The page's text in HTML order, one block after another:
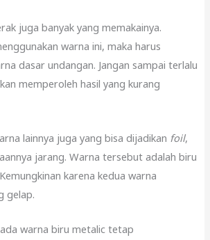
juga banyak yang memakainya.
warna ini, maka harus
dasar undangan. Jangan sampai terlalu
memperoleh hasil yang kurang
lainnya juga yang bisa dijadikan foil,
jarang. Warna tersebut adalah biru
karena kedua warna
gelap.
warna biru metalic tetap